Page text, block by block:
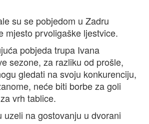
su se pobjedom u Zadru
mjesto prvoligaške ljestvice.
pobjeda trupa Ivana
sezone, za razliku od prošle,
gledati na svoju konkurenciju,
neće biti borbe za goli
vrh tablice.
uzeli na gostovanju u dvorani